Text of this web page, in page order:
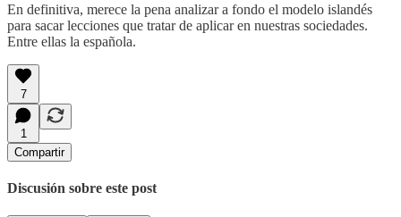
En definitiva, merece la pena analizar a fondo el modelo islandés
para sacar lecciones que tratar de aplicar en nuestras sociedades.
Entre ellas la española.
7
1
Compartir
Discusión sobre este post